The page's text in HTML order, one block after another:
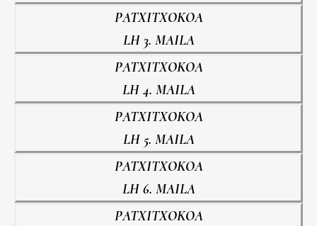
PATXITXOKOA
LH 3. MAILA
PATXITXOKOA
LH 4. MAILA
PATXITXOKOA
LH 5. MAILA
PATXITXOKOA
LH 6. MAILA
PATXITXOKOA